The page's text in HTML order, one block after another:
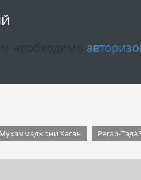
Мухаммаджони Хасан Регар-